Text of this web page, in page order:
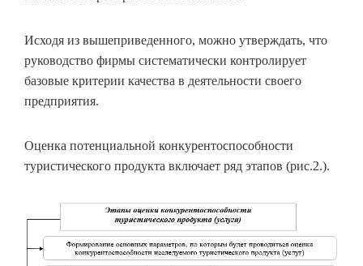
Исходя из вышеприведенного, можно утверждать, что
руководство фирмы систематически контролирует
базовые критерии качества в деятельности своего
предприятия.
Оценка потенциальной конкурентоспособности
туристического продукта включает ряд этапов (рис.2.).